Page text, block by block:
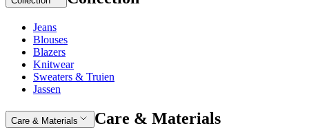
Jeans
Blouses
Blazers
Knitwear
Sweaters & Truien
Jassen
Care & Materials Care & Materials